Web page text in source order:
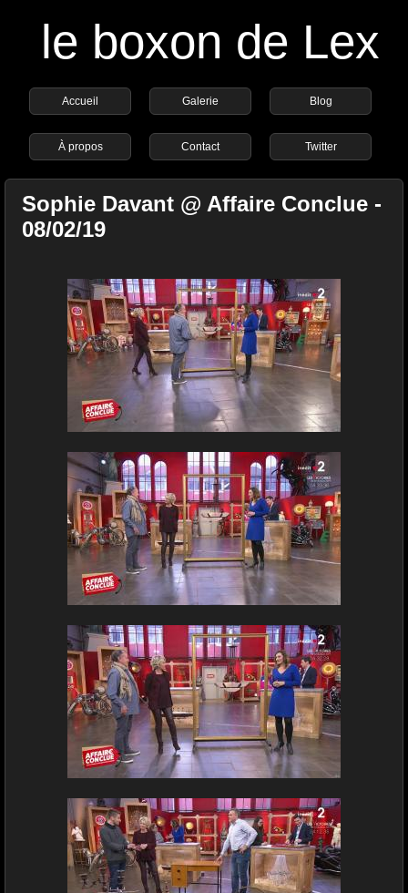
le boxon de Lex
Accueil Galerie Blog
À propos Contact Twitter
Sophie Davant @ Affaire Conclue -
08/02/19